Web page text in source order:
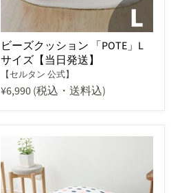
ビーズクッション 「POTE」L
サイズ【当日発送】
【セルタン 公式】
¥6,990(税込・送料込)